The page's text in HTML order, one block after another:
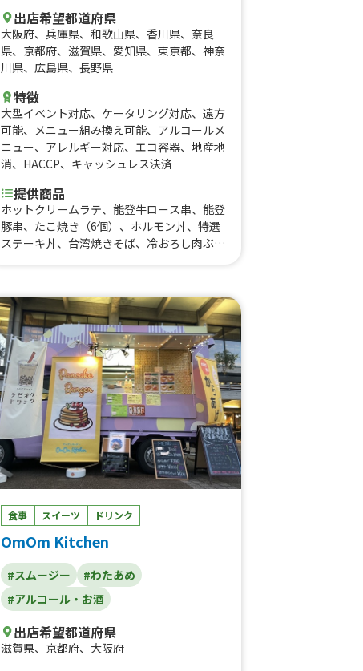
出店希望都道府県
大阪府、 兵庫県、 和歌山県、 香川県、 奈良
県、 京都府、 滋賀県、 愛知県、 東京都、 神奈
川県、 広島県、 長野県
特徴
大型イベント対応、 ケータリング対応、 遠方
可能、 メニュー組み換え可能、 アルコールメ
ニュー、 アレルギー対応、 エコ容器、 地産地
消、 HACCP、 キャッシュレス決済
提供商品
ホットクリームラテ、能登牛ロース串、能登
豚串、たこ焼き（6個）、ホルモン丼、特選
ステーキ丼、台湾焼きそば、冷おろし肉ぶっ
煮丼、上海焼きそば、出汁うどん、牛すじカ
レー、クレープ各種、りんご飴、果実のしず
く飴、生ビール、ミルク練乳かき氷、唐揚
げ、ロングポテト、厚焼きたまごサンド、厚
焼きチーズたまごサンド、厚焼き明太たまご
サンド、すき焼きたまごサンド
食事 スイーツ ドリンク
OmOm Kitchen
#スムージー
#わたあめ
#アルコール・お酒
出店希望都道府県
滋賀県、 京都府、 大阪府